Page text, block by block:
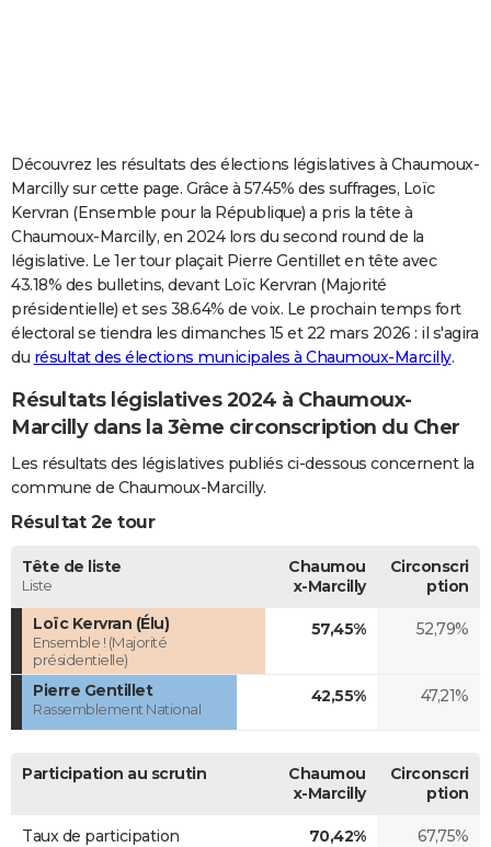
CARTE DE VOEUX
Carte de Noël
Carte Bonne année
Carte Saint-Valentin
Carte Pâques
Carte d'anniversaire
DICTIONNAIRE
Dictionnaire
Biographies
Citations
Expressions
Proverbes
COPAINS D'AVANT
S'inscrire
Se connecter
Lycées
Collèges
Primaires
Universités
Entreprises
Service militaire
Avis de recherche
AVIS DE DÉCÈS
Bricolage
Lifestyle
Culture
Sport
Auto
Television
Voyage
Cinema
Découvrez les résultats des élections législatives à Chaumoux-
Marcilly sur cette page. Grâce à 57.45% des suffrages, Loïc
Kervran (Ensemble pour la République) a pris la tête à
Chaumoux-Marcilly, en 2024 lors du second round de la
législative. Le 1er tour plaçait Pierre Gentillet en tête avec
43.18% des bulletins, devant Loïc Kervran (Majorité
présidentielle) et ses 38.64% de voix. Le prochain temps fort
électoral se tiendra les dimanches 15 et 22 mars 2026 : il s'agira
du résultat des élections municipales à Chaumoux-Marcilly.
Résultats législatives 2024 à Chaumoux-
Marcilly dans la 3ème circonscription du Cher
Les résultats des législatives publiés ci-dessous concernent la
commune de Chaumoux-Marcilly.
Résultat 2e tour
Tête de liste
Liste
Chaumou
x-Marcilly
Circonscri
ption
Loïc Kervran (Élu)
Ensemble ! (Majorité
présidentielle)
57,45% 52,79%
Pierre Gentillet
Rassemblement National
42,55% 47,21%
Participation au scrutin
Chaumou
x-Marcilly
Circonscri
ption
Taux de participation 70,42% 67,75%